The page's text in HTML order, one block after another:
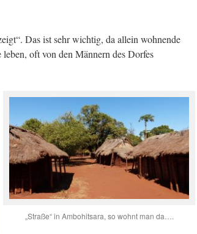
Das ist sehr wichtig, da allein wohnende
oft von den Männern des Dorfes
„Straße“ in Ambohitsara, so wohnt man da….